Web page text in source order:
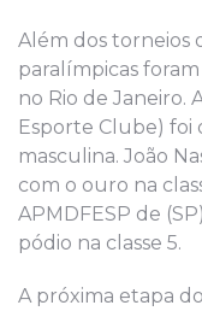
Além dos torneios
paralímpicas
no Rio de Janeiro.
Esporte Clube) foi
masculina. João
com o ouro na
APMDFESP de
pódio na classe 5.
A próxima etapa